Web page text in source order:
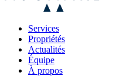
Services
Propriétés
Actualités
Équipe
À propos